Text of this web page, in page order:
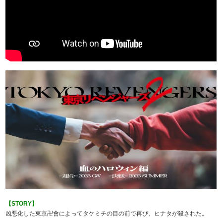
【STORY】
凶悪化した東京卍會によってタケミチの目の前で再び、ヒナタが殺された。